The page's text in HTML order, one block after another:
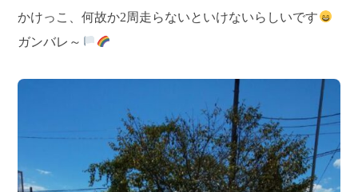
かけっこ、何故か2周走らないといけないらしいです
ガンバレ～